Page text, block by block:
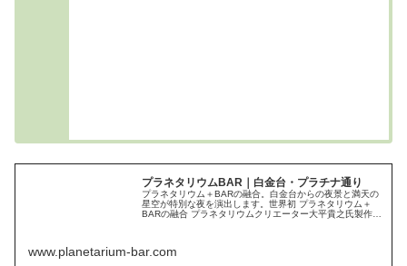
プラネタリウムBAR｜白金台・プラチナ通り
プラネタリウム＋BARの融合。白金台からの夜景と満天の
星空が特別な夜を演出します。世界初 プラネタリウム＋
BARの融合 プラネタリウムクリエーター大平貴之氏製作
www.planetarium-bar.com